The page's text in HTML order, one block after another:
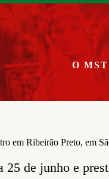
O MST
em Ribeirão Preto, em
de junho e